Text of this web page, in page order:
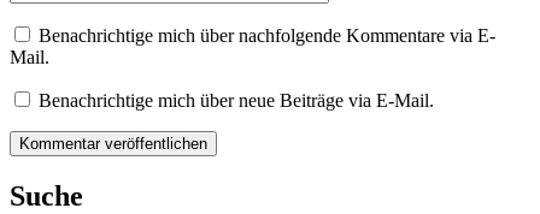
Benachrichtige mich über nachfolgende Kommentare via E-
Mail.
Benachrichtige mich über neue Beiträge via E-Mail.
Suche